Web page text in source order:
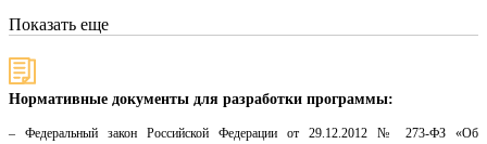
Показать еще
Нормативные документы для разработки программы:
– Федеральный закон Российской Федерации от 29.12.2012 № 273-ФЗ «Об